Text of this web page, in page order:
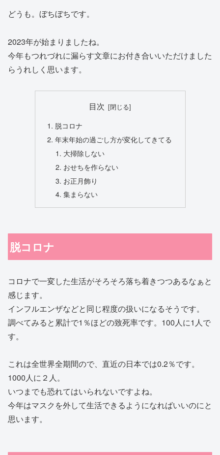
どうも。ぼちぼちです。
2023年が始まりましたね。
今年もつれづれに漏らす文章にお付き合いいただけました
らうれしく思います。
目次
脱コロナ
年末年始の過ごし方が変化してきてる
大掃除しない
おせちを作らない
お正月飾り
集まらない
脱コロナ
コロナで一変した生活がそろそろ落ち着きつつあるなぁと
感じます。
インフルエンザなどと同じ程度の扱いになるそうです。
調べてみると累計で1％ほどの致死率です。100人に1人で
す。
これは全世界全期間ので、直近の日本では0.2％です。
1000人に２人。
いつまでも恐れてはいられないですよね。
今年はマスクを外して生活できるようになればいいのにと
思います。